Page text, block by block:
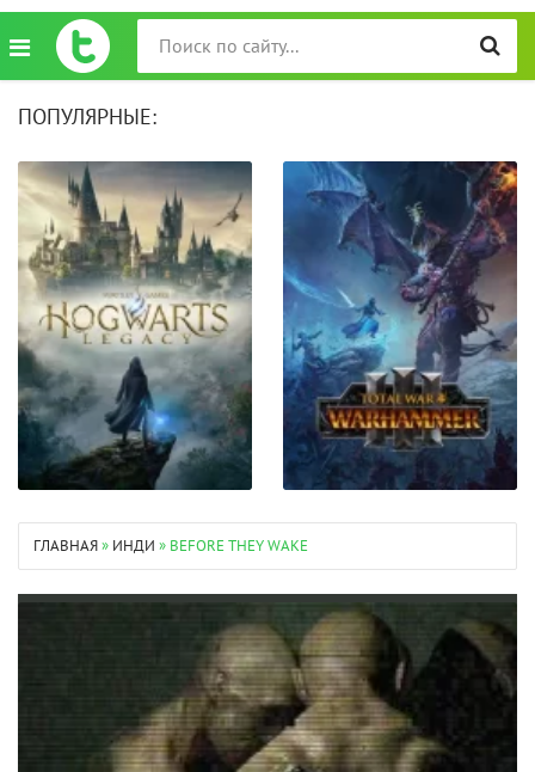
ПОПУЛЯРНЫЕ:
ГЛАВНАЯ» ИНДИ » BEFORE THEY WAKE